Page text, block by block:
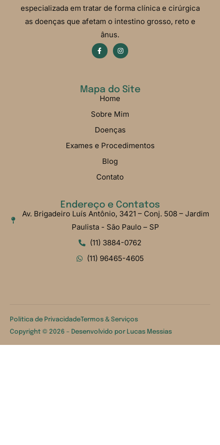
especializada em tratar de forma clínica e cirúrgica
as doenças que afetam o intestino grosso, reto e
ânus.
Mapa do Site
Home
Sobre Mim
Doenças
Exames e Procedimentos
Blog
Contato
Endereço e Contatos
Av. Brigadeiro Luís Antônio, 3421 – Conj. 508 – Jardim
Paulista - São Paulo – SP
(11) 3884-0762
(11) 96465-4605
Copyright © 2026 – Desenvolvido por Lucas Messias
Política de Privacidade Termos & Serviços